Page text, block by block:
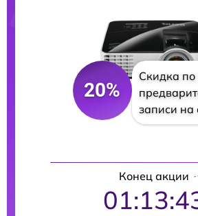
20%
Скидка по
записи на
Конец акции